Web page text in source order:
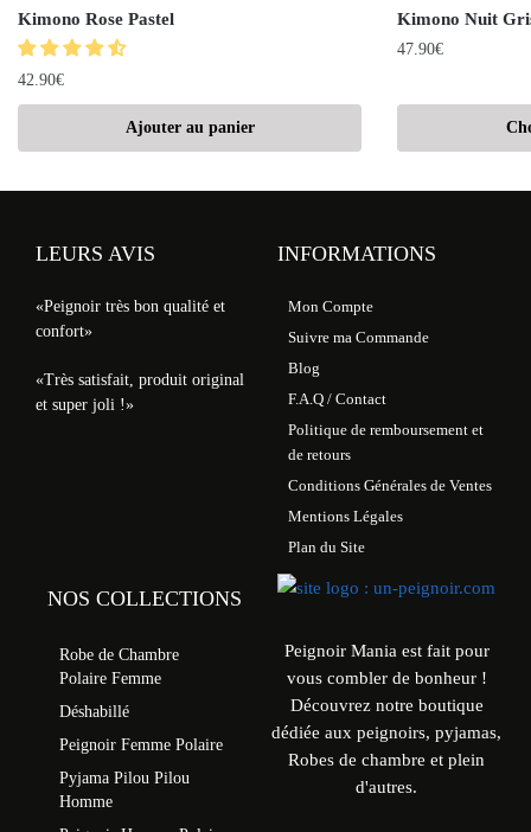
Kimono Rose Pastel
42.90€
Ajouter au panier
Kimono Nuit
47.90€
LEURS AVIS
«Peignoir très bon qualité et
confort»
«Très satisfait, produit original
et super joli !»
INFORMATIONS
Mon Compte
Suivre ma Commande
Blog
F.A.Q / Contact
Politique de remboursement et
de retours
Conditions Générales de Ventes
Mentions Légales
Plan du Site
NOS COLLECTIONS
Robe de Chambre
Polaire Femme
Déshabillé
Peignoir Femme Polaire
Pyjama Pilou Pilou
Homme
Peignoir Mania est fait pour
vous combler de bonheur !
Découvrez notre boutique
dédiée aux peignoirs, pyjamas,
Robes de chambre et plein
d'autres.